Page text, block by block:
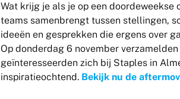
Wat krijg je als je op een
teams samenbrengt tussen stellingen,
ideeën en gesprekken die ergens over
Op donderdag 6 november
geïnteresseerden zich bij Staples in
inspiratieochtend. Bekijk nu de